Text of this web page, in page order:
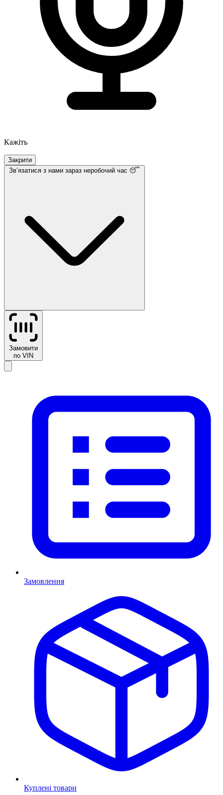
Кажіть
Закрити
Звʼязатися з нами зараз неробочий час 😴
Замовити
по VIN
Замовлення
Куплені товари